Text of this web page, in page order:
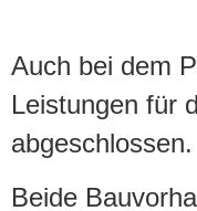
Auch bei dem
Leistungen für
abgeschlossen.
Beide